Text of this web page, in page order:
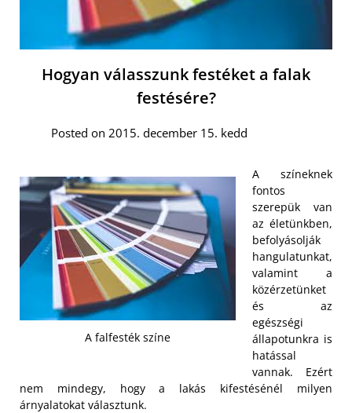
Hogyan válasszunk festéket a falak
festésére?
Posted on 2015. december 15. kedd
A falfesték színe
A színeknek
fontos
szerepük van
az életünkben,
befolyásolják
hangulatunkat,
valamint a
közérzetünket
és az
egészségi
állapotunkra is
hatással
vannak. Ezért
nem mindegy, hogy a lakás kifestésénél milyen
árnyalatokat választunk.